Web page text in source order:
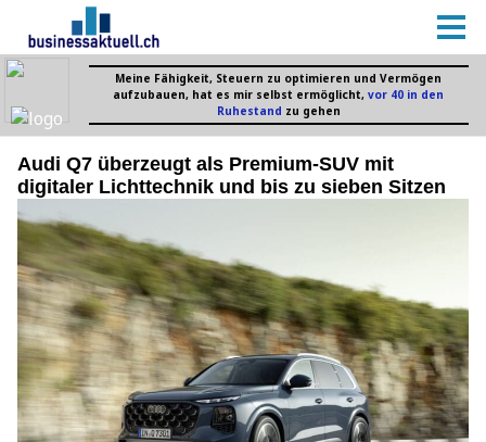
Audi Q7 überzeugt als Premium-SUV mit
digitaler Lichttechnik und bis zu sieben Sitzen